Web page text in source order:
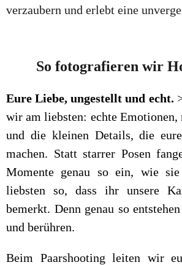
verzaubern und erlebt eine
So fotografieren wir
Eure Liebe, ungestellt und echt.
wir am liebsten: echte Emotionen,
und die kleinen Details, die
machen. Statt starrer Posen
Momente genau so ein, wie
liebsten so, dass ihr unsere
bemerkt. Denn genau so
und berühren.
Beim Paarshooting leiten wir